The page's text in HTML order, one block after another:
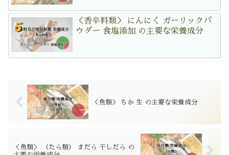
＜香辛料類＞ にんにく ガーリックパ
ウダー 食塩添加 の主要な栄養成分
＜魚類＞ ちか 生 の主要な栄養成分
＜魚類＞ （たら類） まだら 干しだら の